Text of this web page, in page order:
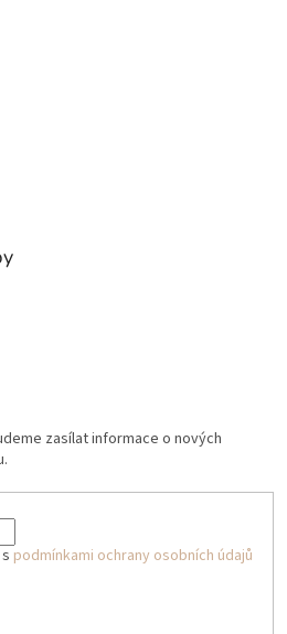
zasílat informace o nových
podmínkami ochrany osobních údajů